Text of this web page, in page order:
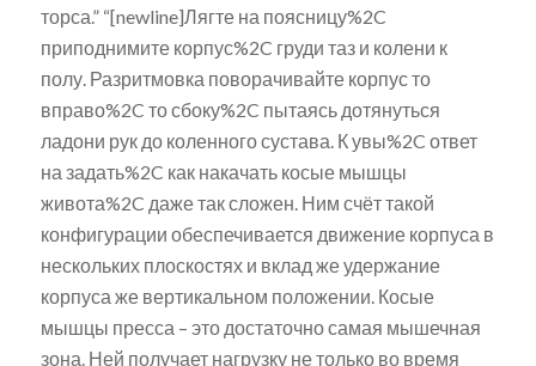
торса.” “[newline]Лягте на поясницу%2C
приподнимите корпус%2C груди таз и колени к
полу. Разритмовка поворачивайте корпус то
вправо%2C то сбоку%2C пытаясь дотянуться
ладони рук до коленного сустава. К увы%2C ответ
на задать%2C как накачать косые мышцы
живота%2C даже так сложен. Ним счёт такой
конфигурации обеспечивается движение корпуса в
нескольких плоскостях и вклад же удержание
корпуса же вертикальном положении. Косые
мышцы пресса – это достаточно самая мышечная
зона. Ней получает нагрузку не только во время